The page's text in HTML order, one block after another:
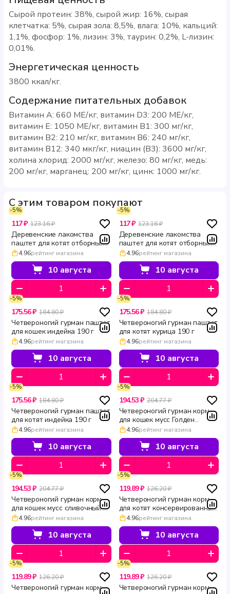
Сырой протеин: 38%, сырой жир: 16%, сырая
клетчатка: 5%, сырая зола: 8,5%, влага: 10%, кальций:
1,1%, фосфор: 1%, лизин: 3%, таурин: 0,2%, L-лизин:
0,01%.
Энергетическая ценность
3800 ккал/кг.
Содержание питательных добавок
Витамин А: 660 МЕ/кг, витамин D3: 200 МЕ/кг,
витамин E: 1050 МЕ/кг, витамин B1: 300 мг/кг,
витамин B2: 210 мг/кг, витамин B6: 240 мг/кг,
витамин B12: 340 мкг/кг, ниацин (B3): 3600 мг/кг,
холина хлорид: 2000 мг/кг, железо: 80 мг/кг, медь:
200 мг/кг, марганец: 200 мг/кг, цинк: 1000 мг/кг.
С этим товаром покупают
-5%
117 ₽ 123.16 ₽
Деревенские лакомства
паштет для котят отборный
лосось 70 г
4.96рейтинг магазина
10 августа
-5%
117 ₽ 123.16 ₽
Деревенские лакомства
паштет для котят отборный
тунец 70 г
4.96рейтинг магазина
10 августа
-5%
175.56 ₽ 184.80 ₽
Четвероногий гурман паштет
для кошек индейка 190 г
4.96рейтинг магазина
10 августа
-5%
175.56 ₽ 184.80 ₽
Четвероногий гурман паштет
для котят курица 190 г
4.96рейтинг магазина
10 августа
-5%
175.56 ₽ 184.80 ₽
Четвероногий гурман паштет
для котят индейка 190 г
4.96рейтинг магазина
10 августа
-5%
194.53 ₽ 204.77 ₽
Четвероногий гурман корм
для кошек мусс Голден
сливочная телятина 100 г
4.96рейтинг магазина
10 августа
-5%
194.53 ₽ 204.77 ₽
Четвероногий гурман корм
для кошек мусс сливочный с
говядиной Голден 100 г
4.96рейтинг магазина
10 августа
-5%
119.89 ₽ 126.20 ₽
Четвероногий гурман корм
для котят консервированный
Ягненок 100 г
4.96рейтинг магазина
10 августа
-5%
119.89 ₽ 126.20 ₽
Четвероногий гурман корм
-5%
119.89 ₽ 126.20 ₽
Четвероногий гурман корм